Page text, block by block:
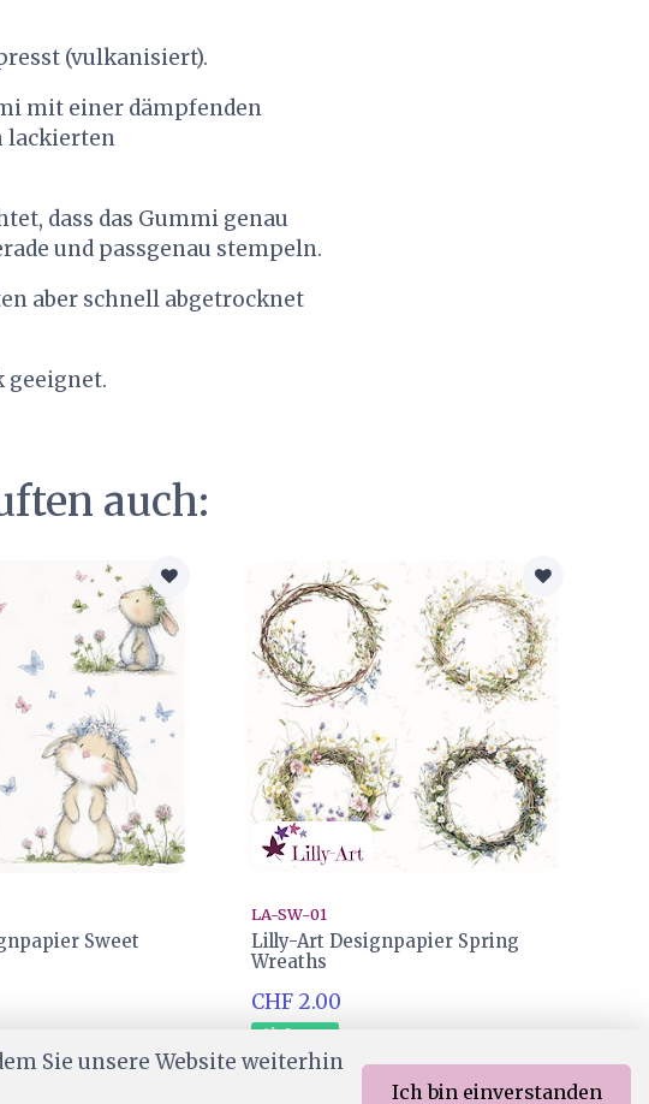
(vulkanisiert).
mit einer dämpfenden
lackierten
dass das Gummi genau
und passgenau stempeln.
aber schnell abgetrocknet
geeignet.
auch:
Sweet
LA-SW-01
Lilly-Art Designpapier Spring
Wreaths
CHF 2.00
Ab Lager
Sie unsere Website weiterhin
Ich bin einverstanden